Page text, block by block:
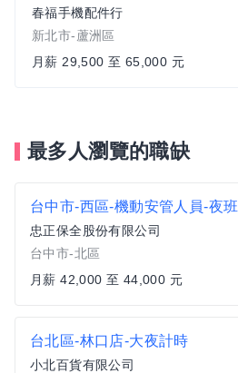
春福手機配件行
新北市-蘆洲區
月薪 29,500 至 65,000 元
最多人瀏覽的職缺
台中市-西區-機動安管人員-夜班
忠正保全股份有限公司
台中市-北區
月薪 42,000 至 44,000 元
台北區-林口店-大夜計時
小北百貨有限公司